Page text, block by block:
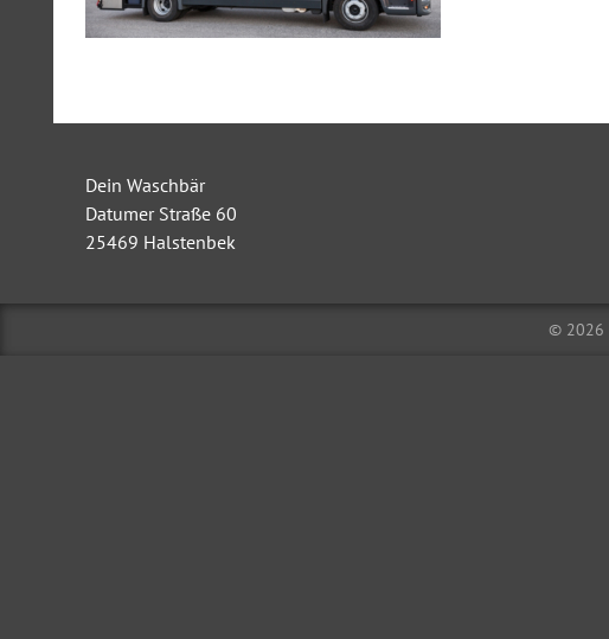
Dein Waschbär
Datumer Straße 60
25469 Halstenbek
© 2026